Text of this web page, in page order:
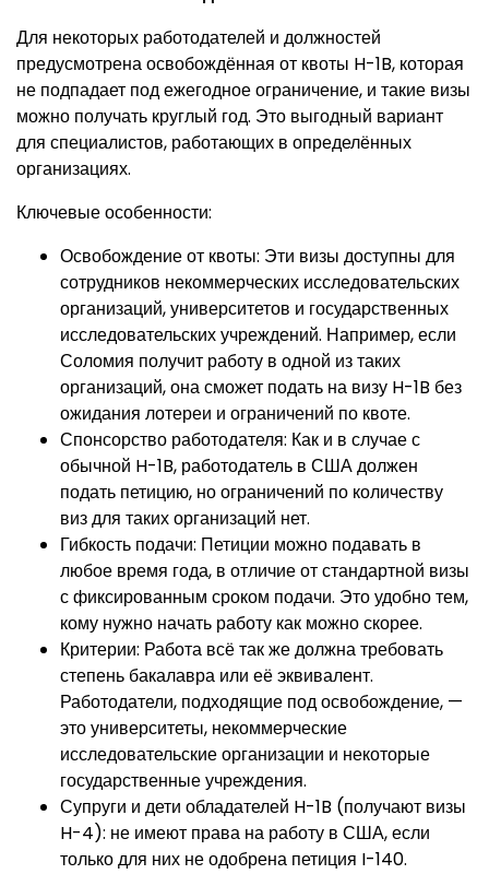
Для некоторых работодателей и должностей
предусмотрена освобождённая от квоты H-1B, которая
не подпадает под ежегодное ограничение, и такие визы
можно получать круглый год. Это выгодный вариант
для специалистов, работающих в определённых
организациях.
Ключевые особенности:
Освобождение от квоты: Эти визы доступны для
сотрудников некоммерческих исследовательских
организаций, университетов и государственных
исследовательских учреждений. Например, если
Соломия получит работу в одной из таких
организаций, она сможет подать на визу H-1B без
ожидания лотереи и ограничений по квоте.
Спонсорство работодателя: Как и в случае с
обычной H-1B, работодатель в США должен
подать петицию, но ограничений по количеству
виз для таких организаций нет.
Гибкость подачи: Петиции можно подавать в
любое время года, в отличие от стандартной визы
с фиксированным сроком подачи. Это удобно тем,
кому нужно начать работу как можно скорее.
Критерии: Работа всё так же должна требовать
степень бакалавра или её эквивалент.
Работодатели, подходящие под освобождение, —
это университеты, некоммерческие
исследовательские организации и некоторые
государственные учреждения.
Супруги и дети обладателей H-1B (получают визы
H-4): не имеют права на работу в США, если
только для них не одобрена петиция I-140.